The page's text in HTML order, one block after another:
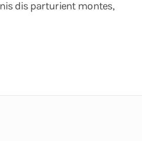
dis parturient montes,